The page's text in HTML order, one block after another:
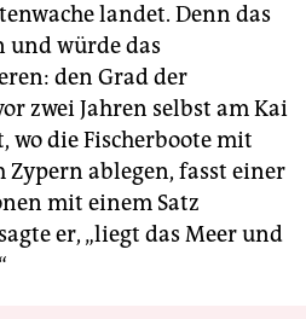
landet. Denn das
und würde das
den Grad der
zwei Jahren selbst am Kai
wo die Fischerboote mit
ablegen, fasst einer
mit einem Satz
er, „liegt das Meer und